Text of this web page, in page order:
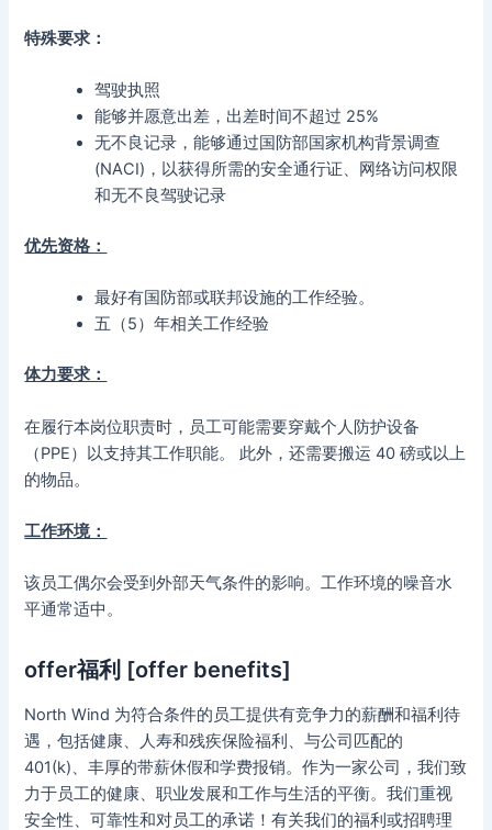
特殊要求：
驾驶执照
能够并愿意出差，出差时间不超过 25%
无不良记录，能够通过国防部国家机构背景调查
(NACI)，以获得所需的安全通行证、网络访问权限
和无不良驾驶记录
优先资格：
最好有国防部或联邦设施的工作经验。
五（5）年相关工作经验
体力要求：
在履行本岗位职责时，员工可能需要穿戴个人防护设备
（PPE）以支持其工作职能。 此外，还需要搬运 40 磅或以上
的物品。
工作环境：
该员工偶尔会受到外部天气条件的影响。工作环境的噪音水
平通常适中。
offer福利 [offer benefits]
North Wind 为符合条件的员工提供有竞争力的薪酬和福利待
遇，包括健康、人寿和残疾保险福利、与公司匹配的
401(k)、丰厚的带薪休假和学费报销。作为一家公司，我们致
力于员工的健康、职业发展和工作与生活的平衡。我们重视
安全性、可靠性和对员工的承诺！有关我们的福利或招聘理